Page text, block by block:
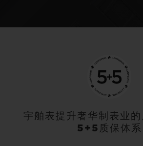
宇舶表提升奢华制表业的
5+5质保体系